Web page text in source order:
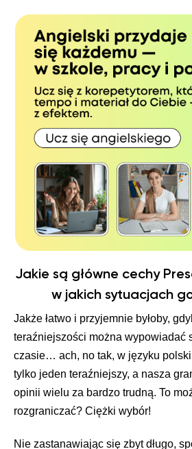
Jakie są główne cechy
w jakich sytuacjach
Jakże łatwo i przyjemnie byłoby,
teraźniejszości można wypowiadać
czasie… ach, no tak, w języku
tylko jeden teraźniejszy, a nasza
opinii wielu za bardzo trudną. To
rozgraniczać? Ciężki wybór!
Nie zastanawiając się zbyt długo,